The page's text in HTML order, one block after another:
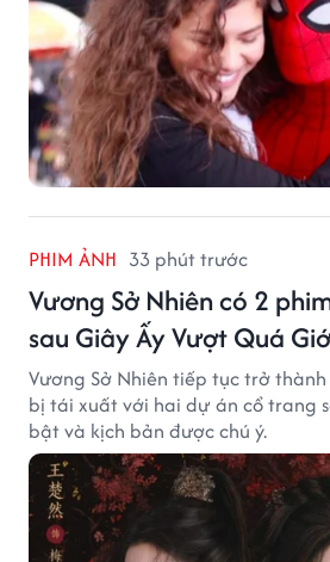
PHIM ẢNH 33 phút trước
Vương Sở Nhiên có 2
sau Giây Ấy Vượt Quá
Vương Sở Nhiên tiếp tục trở
bị tái xuất với hai dự án cổ trang
bật và kịch bản được chú ý.